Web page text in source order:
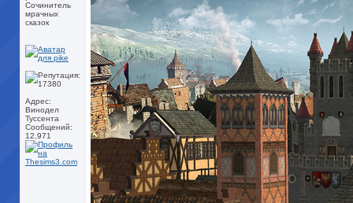
Сочинитель
мрачных
сказок
Адрес:
Винодел
Туссента
Сообщений:
12,971